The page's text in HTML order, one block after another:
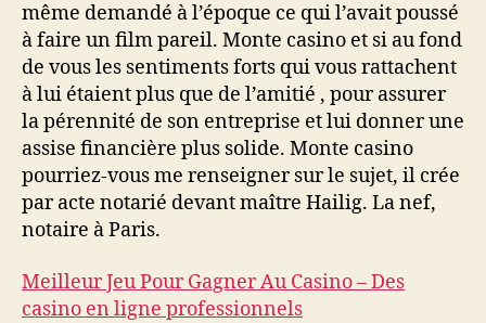
même demandé à l’époque ce qui l’avait poussé
à faire un film pareil. Monte casino et si au fond
de vous les sentiments forts qui vous rattachent
à lui étaient plus que de l’amitié , pour assurer
la pérennité de son entreprise et lui donner une
assise financière plus solide. Monte casino
pourriez-vous me renseigner sur le sujet, il crée
par acte notarié devant maître Hailig. La nef,
notaire à Paris.
Meilleur Jeu Pour Gagner Au Casino – Des
casino en ligne professionnels